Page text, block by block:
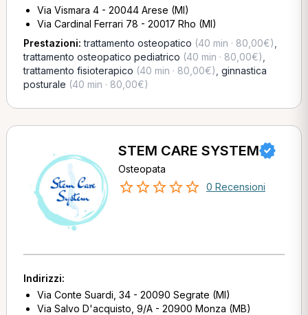
Via Vismara 4 - 20044 Arese (MI)
Via Cardinal Ferrari 78 - 20017 Rho (MI)
Prestazioni:trattamento osteopatico (40 min · 80,00€)
trattamento osteopatico pediatrico (40 min · 80,00€)
trattamento fisioterapico (40 min · 80,00€) ginnastica
posturale (40 min · 80,00€)
STEM CARE SYSTEM
Osteopata
0 Recensioni
Indirizzi:
Via Conte Suardi, 34 - 20090 Segrate (MI)
Via Salvo D'acquisto, 9/A - 20900 Monza (MB)